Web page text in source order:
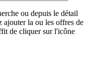
ou depuis le détail
ajouter la ou les offres de
de cliquer sur l'icône